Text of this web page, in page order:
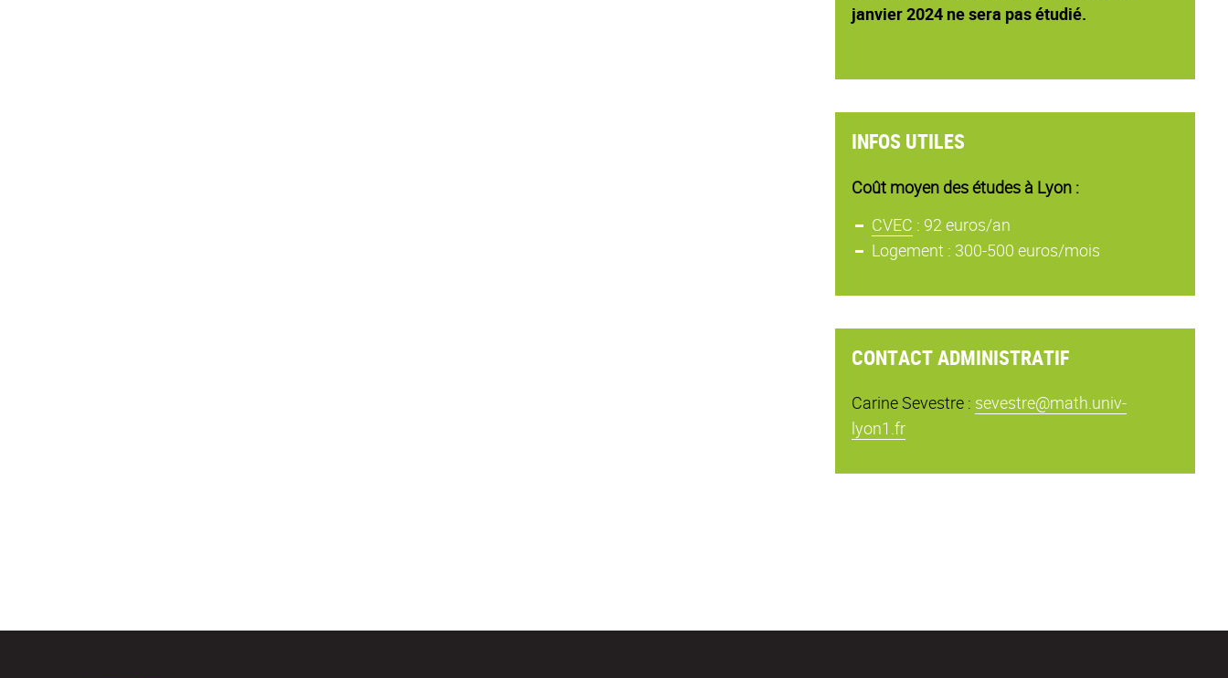
janvier 2024 ne sera pas étudié.
INFOS UTILES
Coût moyen des études à Lyon :
CVEC : 92 euros/an
Logement : 300-500 euros/mois
CONTACT ADMINISTRATIF
Carine Sevestre : sevestre@math.univ-
lyon1.fr